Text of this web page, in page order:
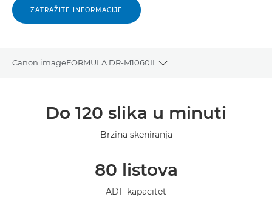
ZATRAŽITE INFORMACIJE
Canon imageFORMULA DR-M1060II
Toggle breadcrumbs
Do 120 slika u minuti
Brzina skeniranja
80 listova
ADF kapacitet